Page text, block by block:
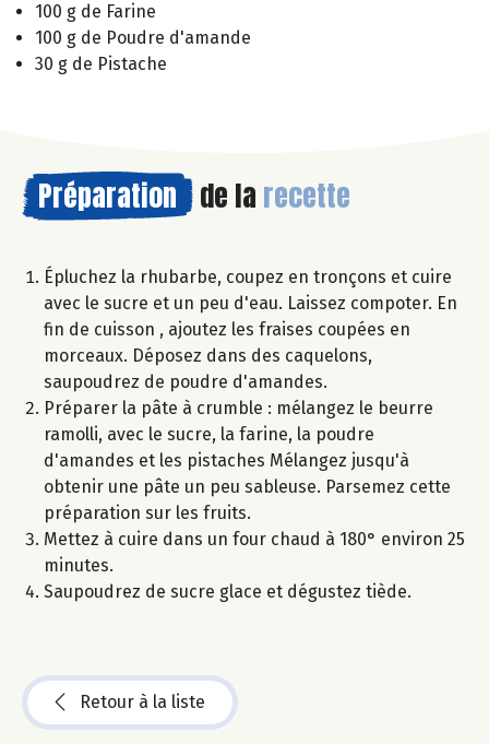
100 g de Farine
100 g de Poudre d'amande
30 g de Pistache
Préparation de la recette
Épluchez la rhubarbe, coupez en tronçons et cuire
avec le sucre et un peu d'eau. Laissez compoter. En
fin de cuisson , ajoutez les fraises coupées en
morceaux. Déposez dans des caquelons,
saupoudrez de poudre d'amandes.
Préparer la pâte à crumble : mélangez le beurre
ramolli, avec le sucre, la farine, la poudre
d'amandes et les pistaches Mélangez jusqu'à
obtenir une pâte un peu sableuse. Parsemez cette
préparation sur les fruits.
Mettez à cuire dans un four chaud à 180° environ 25
minutes.
Saupoudrez de sucre glace et dégustez tiède.
Retour à la liste